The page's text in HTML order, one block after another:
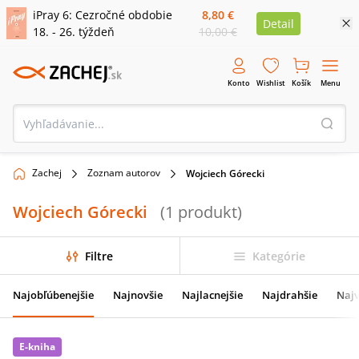
iPray 6: Cezročné obdobie
18. - 26. týždeň
8,80 €
10,00 €
Detail
Konto Wishlist Košík Menu
Zachej Zoznam autorov Wojciech Górecki
Wojciech Górecki (1 produkt)
Filtre Kategórie
Najobľúbenejšie Najnovšie Najlacnejšie Najdrahšie
E-kniha